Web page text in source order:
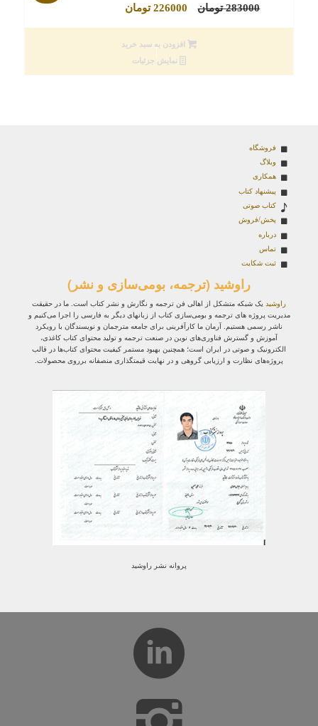
283000 تومان
قیمت
283000 تومان
بود.
226000 تومانقیمت
افزودن به سبد خرید
نمایش جزئیات
فروشگاه
وبلاگ
همکاری
پیشنهاد کتاب
کتاب صوتی
پخش/فروش
درباره
تماس
ثبت شکایت
راوشید (ترجمه، بومی‌سازی و نشر)
راوشید یک شبکه متشکل از اهالی فن ترجمه و نگارش و نشر کتاب است. ما در حقیقت
مدیریت پروژه‌ های ترجمه و بومی‌سازی کتاب از زبانهای دیگر به فارسی را اجرا می‌کنیم و
ناشر رسمی هستیم. آرمان ما کارآفرینی برای جامعه مترجمان و نویسندگان با رویکرد
آموزش و گسترش فناوری‌های نوین در صنعت ترجمه و تولید محتوای کتاب کاغذی،
الکترونیک و صوتی در ایران است؛ همچنین بهبود مستمر کیفیت محتوای کتاب‌ها در قالب
پروژه‌های نظارت و ارزیابی گروهی و در نهایت قیمتگذاری منصفانه برروی محصولات.
پروانه نشر راوشید